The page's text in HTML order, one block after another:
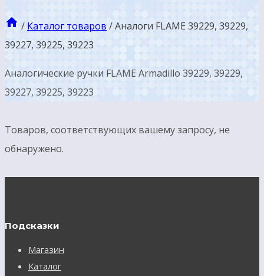
/ Каталог товаров /Аналоги FLAME 39229, 39229,
39227, 39225, 39223
Аналогические ручки FLAME Armadillo 39229, 39229,
39227, 39225, 39223
Товаров, соответствующих вашему запросу, не
обнаружено.
Подсказки
Магазин
Каталог